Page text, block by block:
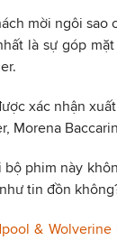
mời ngôi
là sự góp
xác nhận
Morena
phim này
tin đồn
&